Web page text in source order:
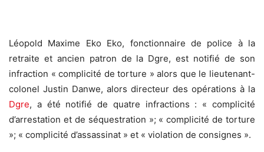
Léopold Maxime Eko Eko, fonctionnaire de police à la
retraite et ancien patron de la Dgre, est notifié de son
infraction « complicité de torture » alors que le lieutenant-
colonel Justin Danwe, alors directeur des opérations à la
Dgre, a été notifié de quatre infractions : « complicité
d’arrestation et de séquestration »; « complicité de torture
»; « complicité d’assassinat » et « violation de consignes ».